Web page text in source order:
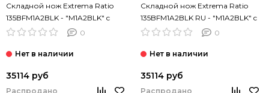
Складной нож Extrema Ratio
135BFM1A2BLK - "M1A2BLK" c
клинком из стали Böhler N690,
0
35114 руб
Распродано
Складной нож Extrema Ratio
135BFM1A2BLK RU - "M1A2BLK" c
клинком из стали Böhler N690,
0
35114 руб
Распродано